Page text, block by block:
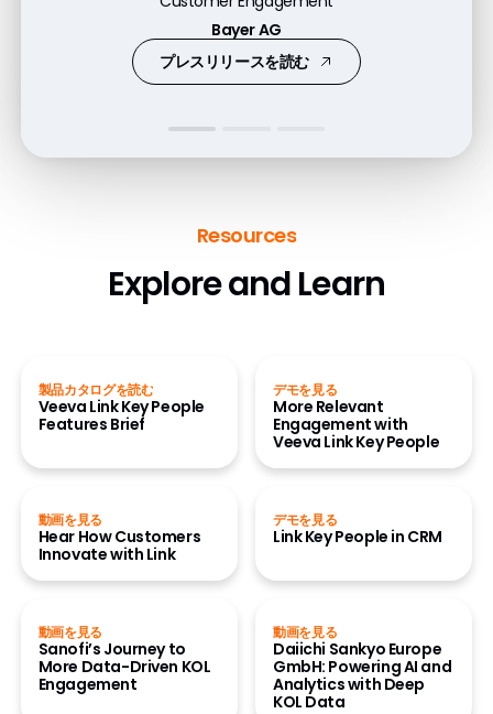
Bayer AG
プレスリリースを読む
Genentech
動画を見る
動画を見る
Resources
Explore and Learn
製品カタログを読む
Veeva Link Key People
Features Brief
デモを見る
More Relevant
Engagement with
Veeva Link Key People
動画を見る
Hear How Customers
Innovate with Link
デモを見る
Link Key People in CRM
動画を見る
Sanofi’s Journey to
More Data-Driven KOL
Engagement
動画を見る
Daiichi Sankyo Europe
GmbH: Powering AI and
Analytics with Deep
KOL Data